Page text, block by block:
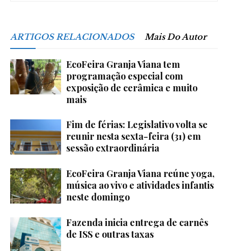
ARTIGOS RELACIONADOS Mais Do Autor
EcoFeira Granja Viana tem
programação especial com
exposição de cerâmica e muito
mais
Fim de férias: Legislativo volta se
reunir nesta sexta-feira (31) em
sessão extraordinária
EcoFeira Granja Viana reúne yoga,
música ao vivo e atividades infantis
neste domingo
Fazenda inicia entrega de carnês
de ISS e outras taxas